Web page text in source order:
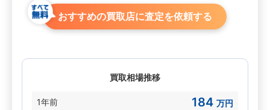
おすすめの買取店に査定を依頼する
買取相場推移
1年前 184 万円